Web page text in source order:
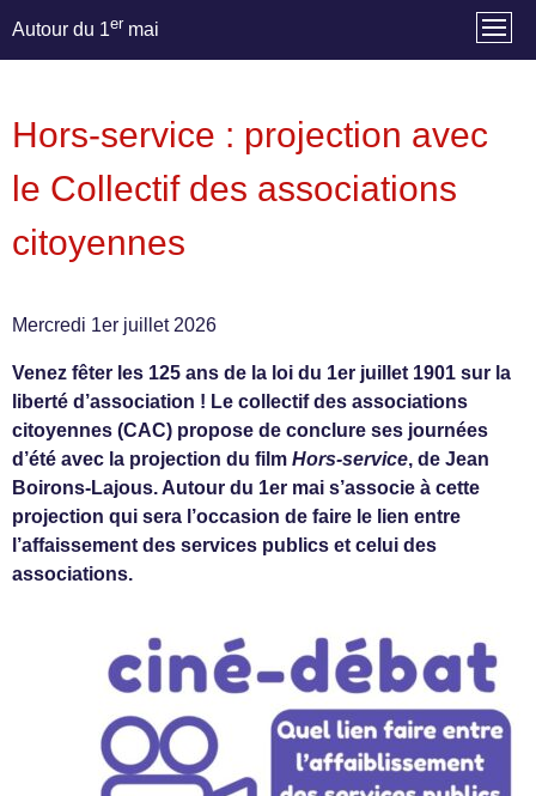
Autour du 1er mai
Hors-service : projection avec
le Collectif des associations
citoyennes
Mercredi 1er juillet 2026
Venez fêter les 125 ans de la loi du 1er juillet 1901 sur la
liberté d’association ! Le collectif des associations
citoyennes (CAC) propose de conclure ses journées
d’été avec la projection du film Hors-service, de Jean
Boirons-Lajous. Autour du 1er mai s’associe à cette
projection qui sera l’occasion de faire le lien entre
l’affaissement des services publics et celui des
associations.